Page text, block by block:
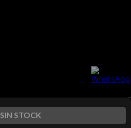
SIN STOCK